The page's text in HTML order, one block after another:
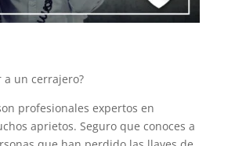
a un cerrajero?
profesionales expertos en
aprietos. Seguro que conoces a